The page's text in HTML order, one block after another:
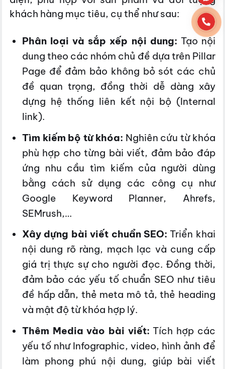
khách hàng mục tiêu, cụ thể như sau:
Phân loại và sắp xếp nội dung: Tạo nội
dung theo các nhóm chủ đề dựa trên Pillar
Page để đảm bảo không bỏ sót các chủ
đề quan trọng, đồng thời dễ dàng xây
dựng hệ thống liên kết nội bộ (Internal
link).
Tìm kiếm bộ từ khóa: Nghiên cứu từ khóa
phù hợp cho từng bài viết, đảm bảo đáp
ứng nhu cầu tìm kiếm của người dùng
bằng cách sử dụng các công cụ như
Google Keyword Planner, Ahrefs,
SEMrush,…
Xây dựng bài viết chuẩn SEO: Triển khai
nội dung rõ ràng, mạch lạc và cung cấp
giá trị thực sự cho người đọc. Đồng thời,
đảm bảo các yếu tố chuẩn SEO như tiêu
đề hấp dẫn, thẻ meta mô tả, thẻ heading
và mật độ từ khóa hợp lý.
Thêm Media vào bài viết: Tích hợp các
yếu tố như Infographic, video, hình ảnh để
làm phong phú nội dung, giúp bài viết